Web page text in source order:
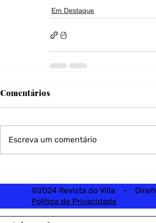
Em Destaque
Comentários
Escreva um comentário
©2024 Revista do Villa -
Política de Privacidade